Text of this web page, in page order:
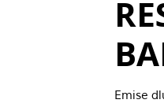
Emise